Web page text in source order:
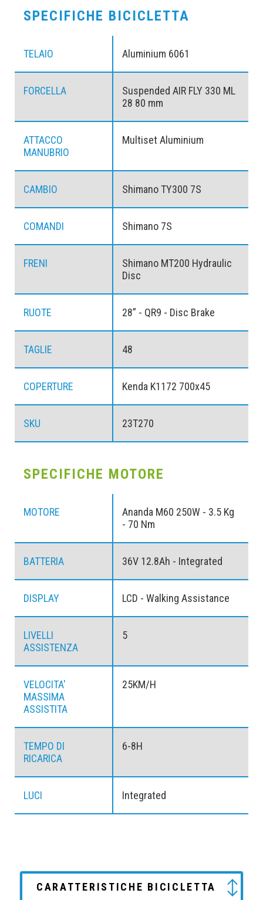
SPECIFICHE BICICLETTA
TELAIO Aluminium 6061
FORCELLA
Suspended AIR FLY 330 ML
28 80 mm
ATTACCO
MANUBRIO
Multiset Aluminium
CAMBIO Shimano TY300 7S
COMANDI Shimano 7S
FRENI
Shimano MT200 Hydraulic
Disc
RUOTE 28” - QR9 - Disc Brake
TAGLIE 48
COPERTURE Kenda K1172 700x45
SKU 23T270
SPECIFICHE MOTORE
MOTORE
Ananda M60 250W - 3.5 Kg
- 70 Nm
BATTERIA 36V 12.8Ah - Integrated
DISPLAY LCD - Walking Assistance
LIVELLI
ASSISTENZA
5
VELOCITA'
MASSIMA
ASSISTITA
25KM/H
TEMPO DI
RICARICA
6-8H
LUCI Integrated
CARATTERISTICHE BICICLETTA